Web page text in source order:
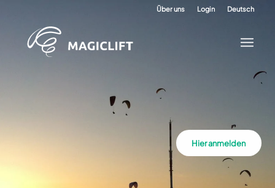
Über uns Login Deutsch
Hier anmelden